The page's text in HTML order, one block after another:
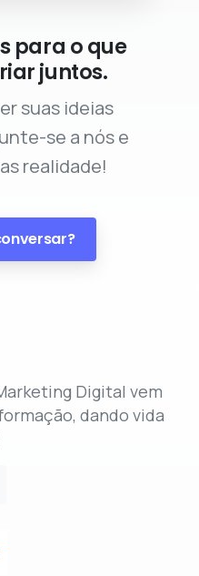
para o que
juntos.
suas ideias
se a nós e
realidade!
Digital vem
dando vida